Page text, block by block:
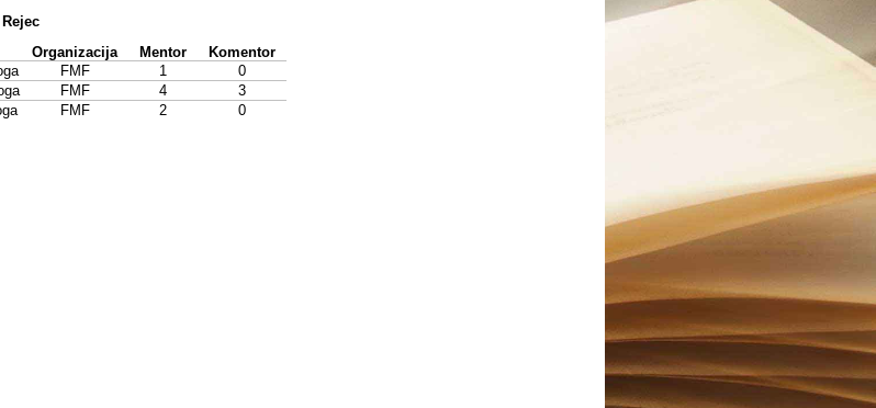
Organizacija Mentor
Komentor
FMF 1
0
FMF 4
3
FMF 2 0